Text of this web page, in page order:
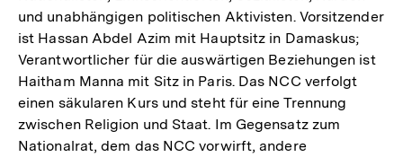
und unabhängigen politischen Aktivisten. Vorsitzender
ist Hassan Abdel Azim mit Hauptsitz in Damaskus;
Verantwortlicher für die auswärtigen Beziehungen ist
Haitham Manna mit Sitz in Paris. Das NCC verfolgt
einen säkularen Kurs und steht für eine Trennung
zwischen Religion und Staat. Im Gegensatz zum
Nationalrat, dem das NCC vorwirft, andere